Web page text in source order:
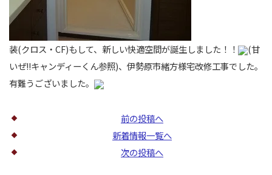
装(クロス・CF)もして、新しい快適空間が誕生しました！！
(甘
いぜ!!キャンディーくん参照)、伊勢原市緒方様宅改修工事でした。
有難うございました。
前の投稿へ
新着情報一覧へ
次の投稿へ